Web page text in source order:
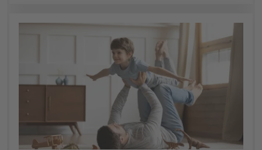
Wohnen im Grünen: Mit einem Fertighaus-Garten schaffen
Sie sich einen Wohlfühlort für die ganze Familie. In unserem
Ratgeber erfahren Sie, wie Sie Ihren Garten so gestalten,
dass er zu Ihren individuellen Bedürfnissen passt.
mehr erfahren